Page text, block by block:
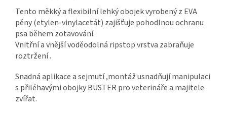
Tento měkký a flexibilní lehký obojek vyrobený z EVA
pěny (etylen-vinylacetát) zajišťuje pohodlnou ochranu
psa během zotavování.
Vnitřní a vnější voděodolná ripstop vrstva zabraňuje
roztržení .
Snadná aplikace a sejmutí ,montáž usnadňují manipulaci
s přiléhavými obojky BUSTER pro veterináře a majitele
zvířat.